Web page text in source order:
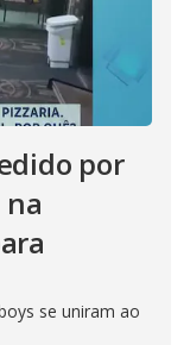
por
se uniram ao